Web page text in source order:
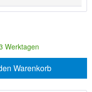
Werktagen
Warenkorb